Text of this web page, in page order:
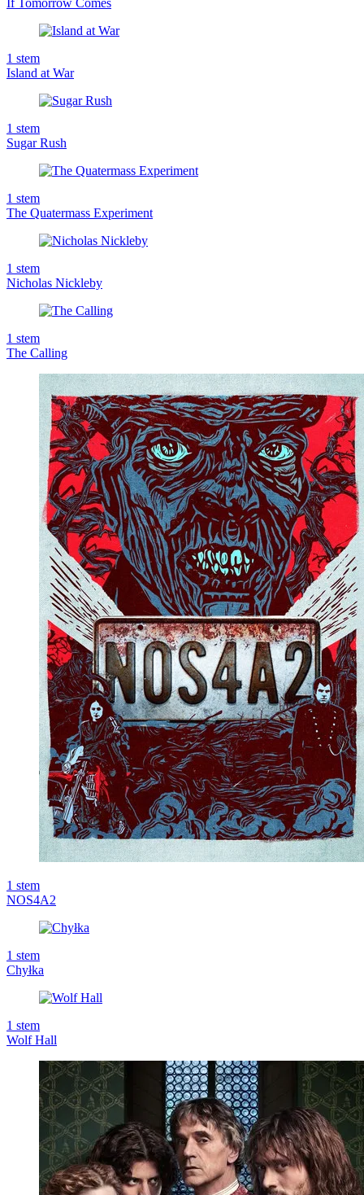
1 stem
Island at War
1 stem
Sugar Rush
1 stem
The Quatermass Experiment
1 stem
Nicholas Nickleby
1 stem
The Calling
1 stem
NOS4A2
1 stem
Chyłka
1 stem
Wolf Hall